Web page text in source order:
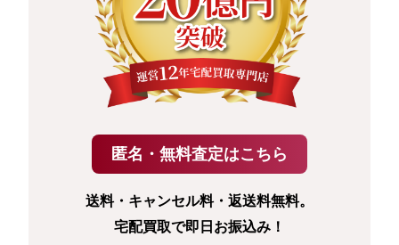
送料・キャンセル料・返送料無料。
宅配買取で即日お振込み！